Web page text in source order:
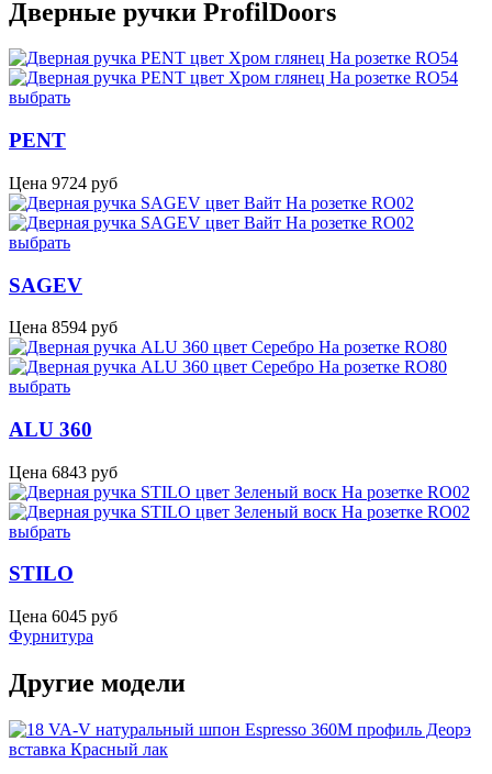
Дверные ручки ProfilDoors
выбрать
PENT
Цена 9724 руб
выбрать
SAGEV
Цена 8594 руб
выбрать
ALU 360
Цена 6843 руб
выбрать
STILO
Цена 6045 руб
Фурнитура
Другие модели